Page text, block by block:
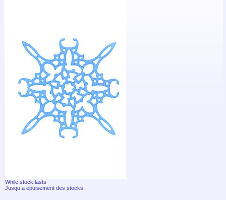
While stock lasts
Jusqu a epuisement des stocks